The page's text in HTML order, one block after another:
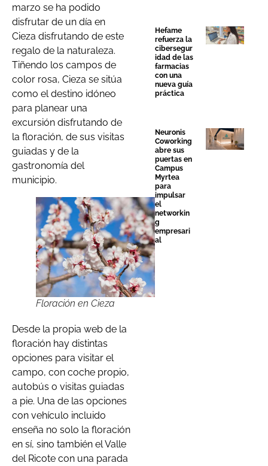
marzo se ha podido
disfrutar de un día en
Cieza disfrutando de este
regalo de la naturaleza.
Tiñendo los campos de
color rosa, Cieza se sitúa
como el destino idóneo
para planear una
excursión disfrutando de
la floración, de sus visitas
guiadas y de la
gastronomía del
municipio.
Floración en Cieza
Desde la propia web de la
floración hay distintas
opciones para visitar el
campo, con coche propio,
autobús o visitas guiadas
a pie. Una de las opciones
con vehículo incluido
enseña no solo la floración
en sí, sino también el Valle
del Ricote con una parada
Hefame
refuerza la
cibersegur
idad de las
farmacias
con una
nueva guía
práctica
Neuronis
Coworking
abre sus
puertas en
Campus
Myrtea
para
impulsar
el
networkin
g
empresari
al